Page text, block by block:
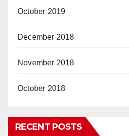
October 2019
December 2018
November 2018
October 2018
RECENT POSTS